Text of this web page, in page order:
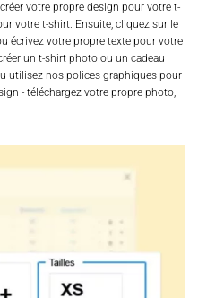
votre propre design pour votre t-
votre t-shirt. Ensuite, cliquez sur le
écrivez votre propre texte pour votre
un t-shirt photo ou un cadeau
utilisez nos polices graphiques pour
- téléchargez votre propre photo,